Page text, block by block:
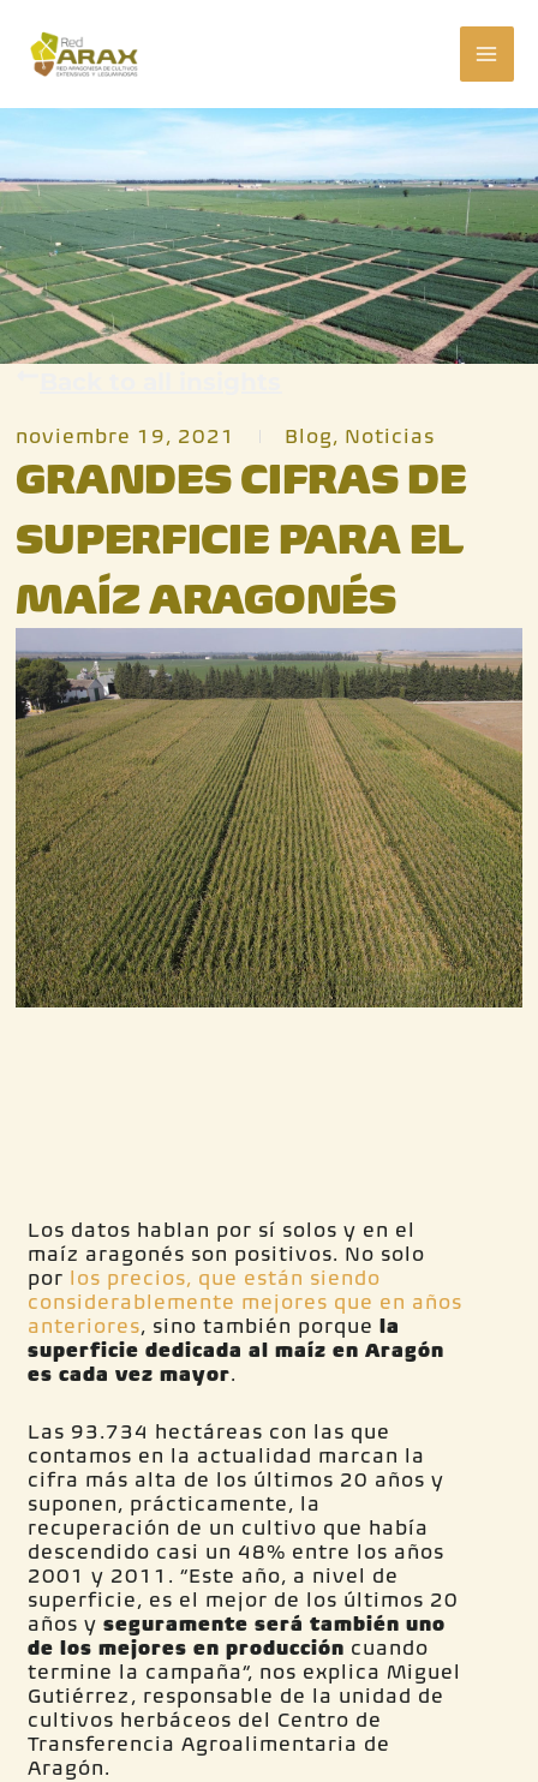
contenido
noviembre 19, 2021 Blog, Noticias
GRANDES CIFRAS DE
SUPERFICIE PARA EL
MAÍZ ARAGONÉS
Los datos hablan por sí solos y en el
maíz aragonés son positivos. No solo
por los precios, que están siendo
considerablemente mejores que en años
anteriores, sino también porquela
superficie dedicada al maíz en Aragón
es cada vez mayor.
Las 93.734 hectáreas con las que
contamos en la actualidad marcan la
cifra más alta de los últimos 20 años y
suponen, prácticamente, la
recuperación de un cultivo que había
descendido casi un 48% entre los años
2001 y 2011. “Este año, a nivel de
superficie, es el mejor de los últimos 20
años yseguramente será también uno
de los mejores en producción cuando
termine la campaña”, nos explica Miguel
Gutiérrez, responsable de la unidad de
cultivos herbáceos del Centro de
Transferencia Agroalimentaria de
Aragón.